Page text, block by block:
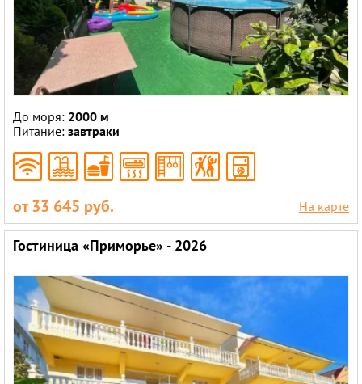
До моря: 2000 м
Питание: завтраки
от 33 645 руб. На карте
Гостиница «Приморье» - 2026